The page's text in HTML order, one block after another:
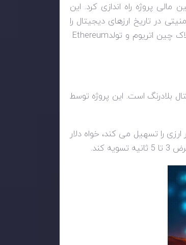
مالی پروژه راه اندازی کرد. این
در تاریخ ارزهای دیجیتال را
Ethereum
دیجیتال بلادرنگ است. این پروژه توسط
را تسهیل می کند، خواه دلار
کند.